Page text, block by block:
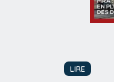
LIRE